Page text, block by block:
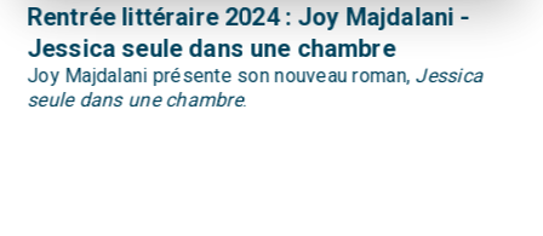
Rentrée littéraire 2024 : Joy Majdalani -
Jessica seule dans une chambre
Joy Majdalani présente son nouveau roman, Jessica
seule dans une chambre.